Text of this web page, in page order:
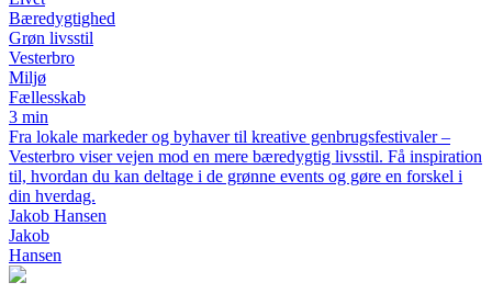
Bæredygtighed
Grøn livsstil
Vesterbro
Miljø
Fællesskab
3 min
Fra lokale markeder og byhaver til kreative genbrugsfestivaler –
Vesterbro viser vejen mod en mere bæredygtig livsstil. Få inspiration
til, hvordan du kan deltage i de grønne events og gøre en forskel i
din hverdag.
Jakob Hansen
Jakob
Hansen